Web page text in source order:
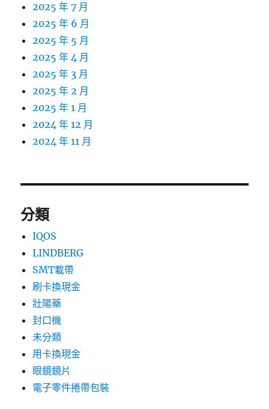
2025 年 7 月
2025 年 6 月
2025 年 5 月
2025 年 4 月
2025 年 3 月
2025 年 2 月
2025 年 1 月
2024 年 12 月
2024 年 11 月
分類
IQOS
LINDBERG
SMT載帶
刷卡換現金
壯陽藥
封口機
未分類
用卡換現金
眼鏡鏡片
電子零件捲帶包裝